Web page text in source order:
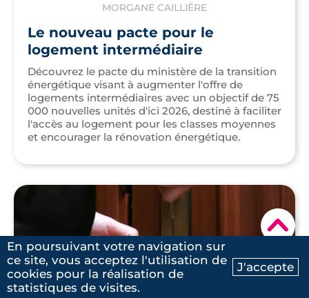
Ma recherche Contactez-nous
▾
MORGANE CAILLIÈRE
Le nouveau pacte pour le
logement intermédiaire
Découvrez le pacte du ministère de la transition
énergétique visant à augmenter l'offre de
logements intermédiaires avec un objectif de 75
000 nouvelles unités d'ici 2026, destiné à faciliter
l'accès au logement pour les classes moyennes
et encourager la rénovation énergétique.
En poursuivant votre navigation sur
ce site, vous acceptez l'utilisation de
cookies pour la réalisation de
statistiques de visites.
J'accepte